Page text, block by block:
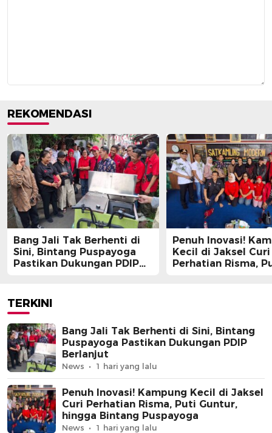
REKOMENDASI
Bang Jali Tak Berhenti di
Sini, Bintang Puspayoga
Pastikan Dukungan PDIP
Penuh Inovasi!
Kecil di Jaksel Curi
Perhatian Risma,
TERKINI
Bang Jali Tak Berhenti di Sini, Bintang
Puspayoga Pastikan Dukungan PDIP
Berlanjut
News 1 hari yang lalu
Penuh Inovasi! Kampung Kecil di Jaksel
Curi Perhatian Risma, Puti Guntur,
hingga Bintang Puspayoga
News 1 hari yang lalu